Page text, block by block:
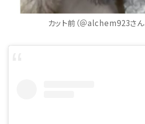
カット前（＠alchem923さん